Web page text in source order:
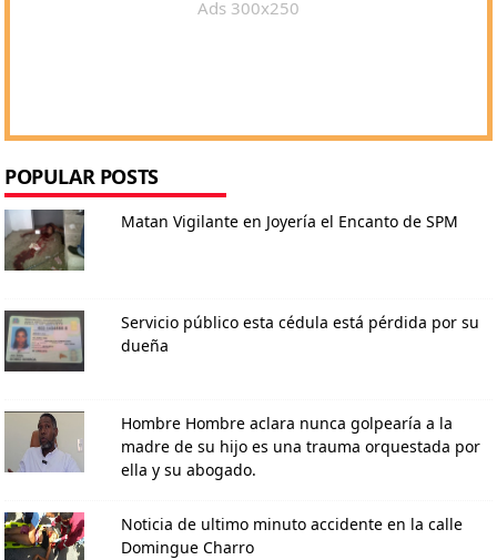
Ads 300x250
POPULAR POSTS
Matan Vigilante en Joyería el Encanto de SPM
Servicio público esta cédula está pérdida por su
dueña
Hombre Hombre aclara nunca golpearía a la
madre de su hijo es una trauma orquestada por
ella y su abogado.
Noticia de ultimo minuto accidente en la calle
Domingue Charro